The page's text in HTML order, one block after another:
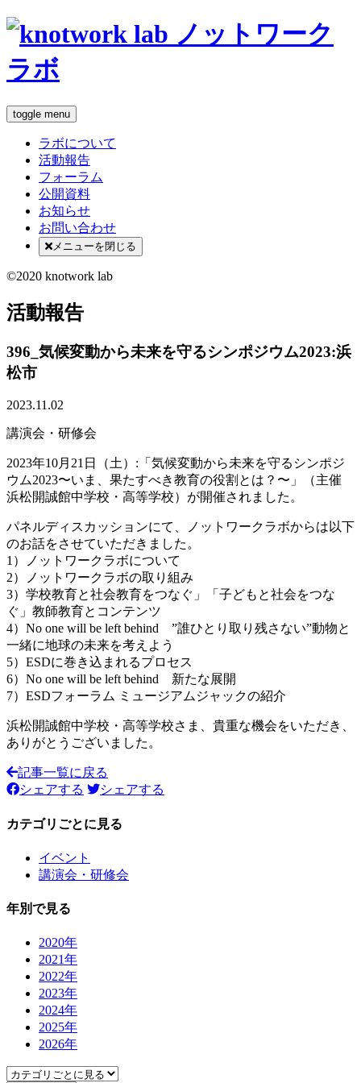
toggle menu
ラボについて
活動報告
フォーラム
公開資料
お知らせ
お問い合わせ
メニューを閉じる
©2020 knotwork lab
活動報告
396_気候変動から未来を守るシンポジウム2023:浜
松市
2023.11.02
講演会・研修会
2023年10月21日（土）:「気候変動から未来を守るシンポジ
ウム2023〜いま、果たすべき教育の役割とは？〜」（主催
浜松開誠館中学校・高等学校）が開催されました。
パネルディスカッションにて、ノットワークラボからは以下
のお話をさせていただきました。
1）ノットワークラボについて
2）ノットワークラボの取り組み
3）学校教育と社会教育をつなぐ」「子どもと社会をつな
ぐ」教師教育とコンテンツ
4）No one will be left behind ”誰ひとり取り残さない”動物と
一緒に地球の未来を考えよう
5）ESDに巻き込まれるプロセス
6）No one will be left behind 新たな展開
7）ESDフォーラム ミュージアムジャックの紹介
浜松開誠館中学校・高等学校さま、貴重な機会をいただき、
ありがとうございました。
記事一覧に戻る
シェアする
シェアする
カテゴリごとに見る
イベント
講演会・研修会
年別で見る
2020年
2021年
2022年
2023年
2024年
2025年
2026年